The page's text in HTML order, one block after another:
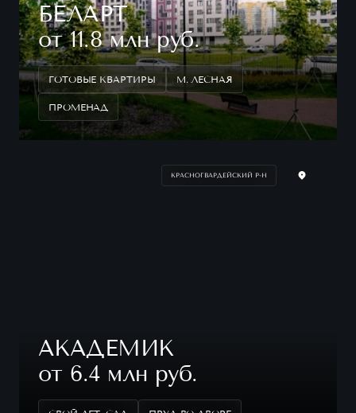
БЕЛАРТ
от 11.8 млн руб.
ГОТОВЫЕ КВАРТИРЫ М. ЛЕСНАЯ
ПРОМЕНАД
КРАСНОГВАРДЕЙСКИЙ Р-Н
АКАДЕМИК
от 6.4 млн руб.